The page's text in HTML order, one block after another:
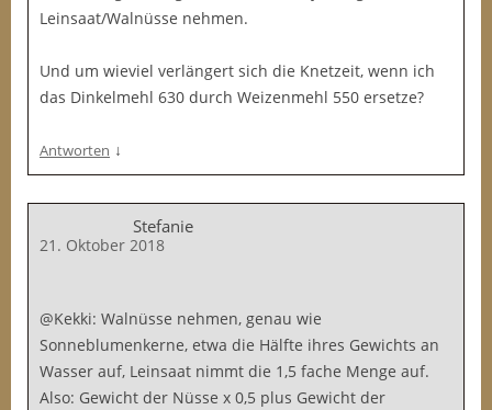
Leinsaat/Walnüsse nehmen.
Und um wieviel verlängert sich die Knetzeit, wenn ich
das Dinkelmehl 630 durch Weizenmehl 550 ersetze?
Antworten ↓
Stefanie
21. Oktober 2018
@Kekki: Walnüsse nehmen, genau wie
Sonneblumenkerne, etwa die Hälfte ihres Gewichts an
Wasser auf, Leinsaat nimmt die 1,5 fache Menge auf.
Also: Gewicht der Nüsse x 0,5 plus Gewicht der